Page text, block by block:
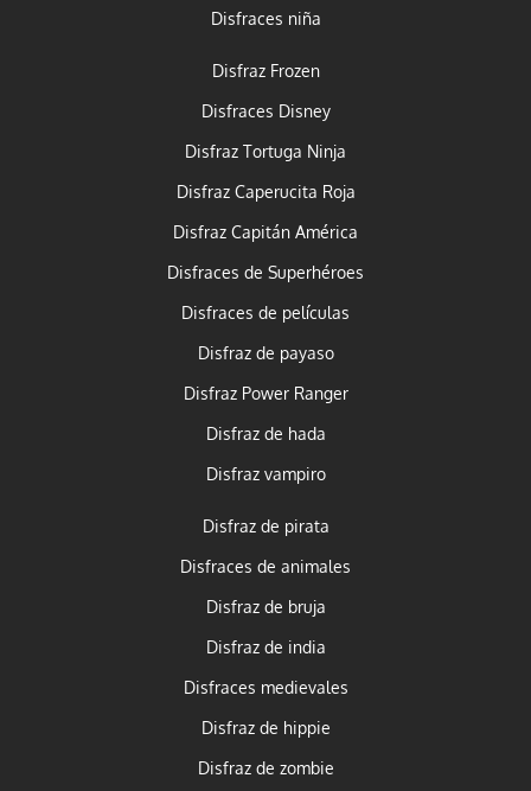
Disfraces niña
Disfraz Frozen
Disfraces Disney
Disfraz Tortuga Ninja
Disfraz Caperucita Roja
Disfraz Capitán América
Disfraces de Superhéroes
Disfraces de películas
Disfraz de payaso
Disfraz Power Ranger
Disfraz de hada
Disfraz vampiro
Disfraz de pirata
Disfraces de animales
Disfraz de bruja
Disfraz de india
Disfraces medievales
Disfraz de hippie
Disfraz de zombie